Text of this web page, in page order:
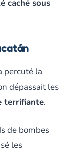
caché sous
percuté la
dépassait les
terrifiante.
de bombes
les